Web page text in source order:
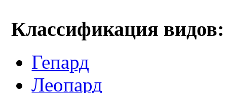
Классификация видов:
Гепард
Леопард